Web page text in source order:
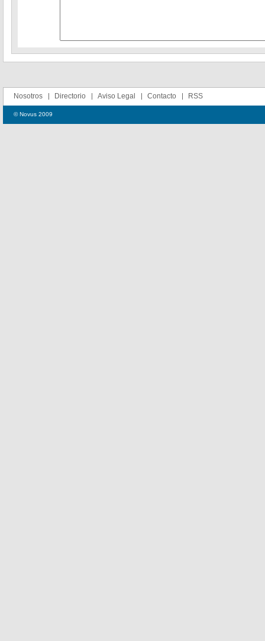
Nosotros Directorio Aviso Legal Contacto RSS
© Novus 2009